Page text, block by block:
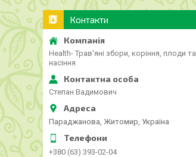
Контакти
Health- Трав'яні збори, коріння, плоди та
насіння
Степан Вадимович
Параджанова, Житомир, Україна
+380 (63) 393-02-04